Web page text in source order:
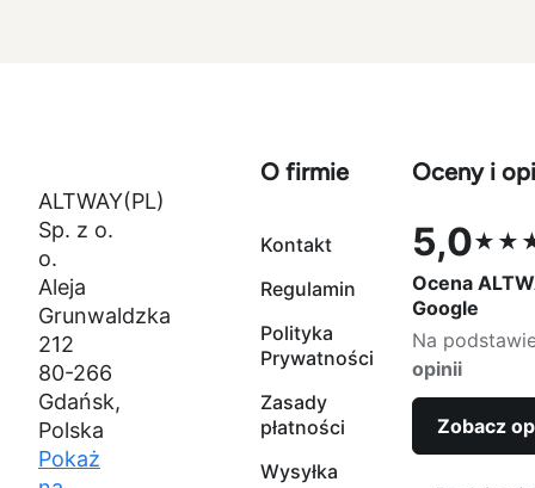
ALTWAY(PL)
Sp. z o.
o.
Aleja
Grunwaldzka
212
80-266
Gdańsk,
Polska
Pokaż
O firmie
Kontakt
Regulamin
Polityka
Prywatności
Zasady
płatności
Wysyłka
Oceny i
5,0
Ocena 5,0
Ocena
Google
Na
opinii
Zobacz